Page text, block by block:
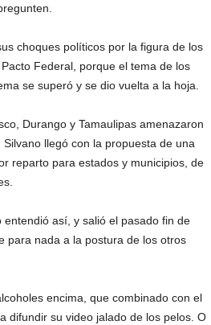
choques políticos por la figura de los
Federal, porque el tema de los
se superó y se dio vuelta a la hoja.
Durango y Tamaulipas amenazaron
llegó con la propuesta de una
reparto para estados y municipios, de
así, y salió el pasado fin de
para nada a la postura de los otros
encima, que combinado con el
difundir su video jalado de los pelos. O